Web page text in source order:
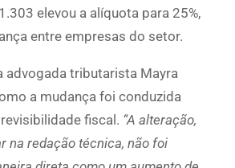
elevou a alíquota para 25%,
entre empresas do setor.
advogada tributarista Mayra
a mudança foi conduzida
fiscal. “A alteração,
na redação técnica, não foi